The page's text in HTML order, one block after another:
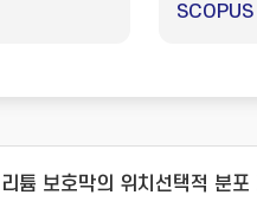
SCOPUS
리튬 보호막의 위치선택적 분포